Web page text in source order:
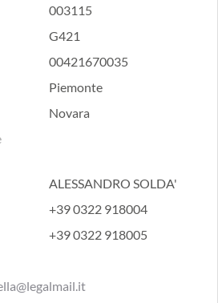
003115
G421
00421670035
Piemonte
Novara
ALESSANDRO SOLDA'
+39 0322 918004
+39 0322 918005